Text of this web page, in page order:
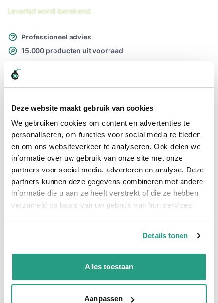
Deze website maakt gebruik van cookies
We gebruiken cookies om content en advertenties te
personaliseren, om functies voor social media te bieden
en om ons websiteverkeer te analyseren. Ook delen we
informatie over uw gebruik van onze site met onze
partners voor social media, adverteren en analyse. Deze
partners kunnen deze gegevens combineren met andere
informatie die u aan ze heeft verstrekt of die ze hebben
verzameld op basis van uw gebruik van hun services.
Details tonen
Alles toestaan
Aanpassen
Levertijd wordt berekend...
Professioneel advies
15.000 producten uit voorraad
Snel naar
Meer informatie
Meer informatie
Maatvoering koppeling
Materiaal Polypropyleen
Vragen? Neem dan nu contact op
We zijn beschikbaar van ma t/m vr van 08:00 tot 17:00 uur.
Neem contact met ons op